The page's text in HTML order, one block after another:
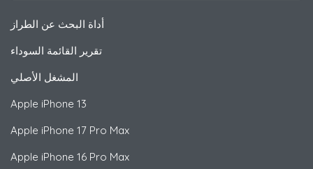
أداة البحث عن الطراز
تقرير القائمة السوداء
المشغل الأصلي
Apple iPhone 13
Apple iPhone 17 Pro Max
Apple iPhone 16 Pro Max